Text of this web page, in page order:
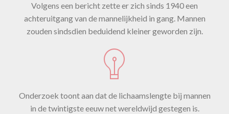
Volgens een bericht zette er zich sinds 1940 een
achteruitgang van de mannelijkheid in gang. Mannen
zouden sindsdien beduidend kleiner geworden zijn.
Onderzoek toont aan dat de lichaamslengte bij mannen
in de twintigste eeuw net wereldwijd gestegen is.